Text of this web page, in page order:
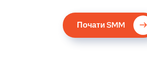
Почати SMM